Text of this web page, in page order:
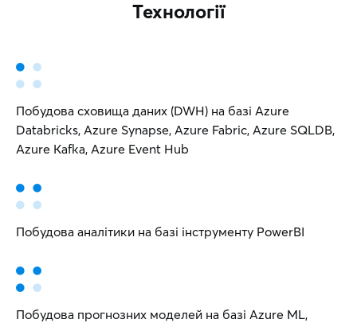
Технології
Побудова сховища даних (DWH) на базі Azure
Databricks, Azure Synapse, Azure Fabric, Azure SQLDB,
Azure Kafka, Azure Event Hub
Побудова аналітики на базі інструменту PowerBI
Побудова прогнозних моделей на базі Azure ML,